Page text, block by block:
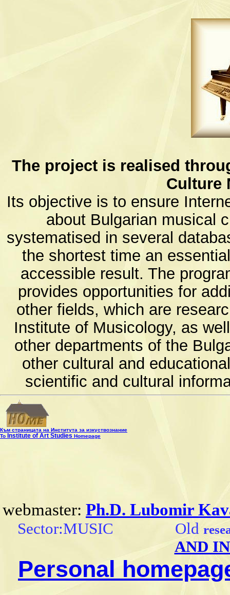
The project is realised
Culture
Its objective is to ensure
about Bulgarian musical
systematised in several
the shortest time an
accessible result. The
provides opportunities for
other fields, which are
Institute of Musicology, as
other departments of the
other cultural and
scientific and cultural
Към страницата на Института за изкуствознание
To Institute of Art Studies Homepage
webmaster: Ph.D. Lubomir
Sector:MUSIC Old
AND
Personal